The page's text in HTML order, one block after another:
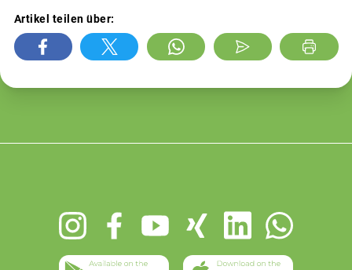
Artikel teilen über: